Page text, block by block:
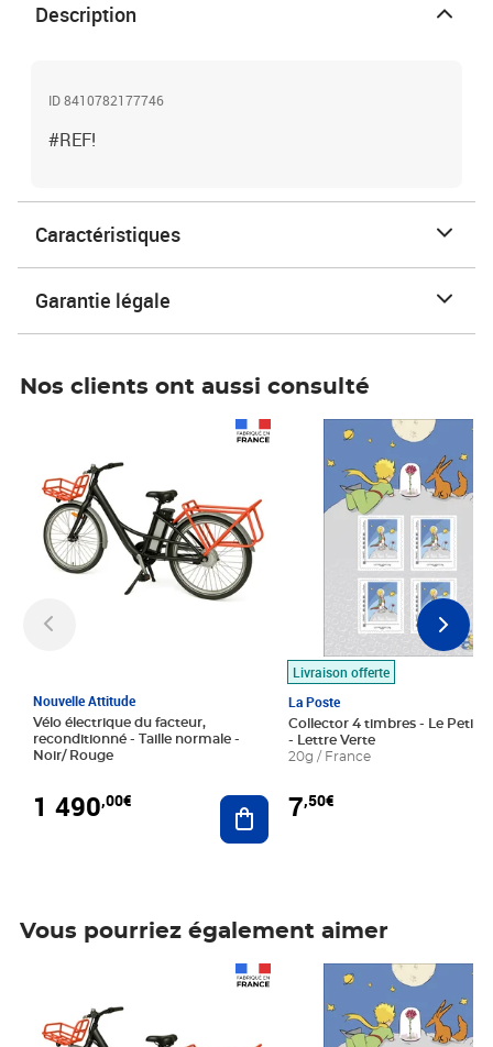
Description
ID 8410782177746
#REF!
Caractéristiques
Garantie légale
Nos clients ont aussi consulté
Nouvelle Attitude
Vélo électrique du facteur,
reconditionné - Taille normale -
Noir/ Rouge
1 490,00€ Ajouter au panier
Livraison offerte
La Poste
Collector 4 timbres - Le Petit
- Lettre Verte
20g / France
7,50€
Prix 7,50€
Vous pourriez également aimer
Prix 7,50€